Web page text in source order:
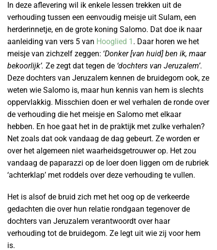
In deze aflevering wil ik enkele lessen trekken uit de
verhouding tussen een eenvoudig meisje uit Sulam, een
herderinnetje, en de grote koning Salomo. Dat doe ik naar
aanleiding van vers 5 van Hooglied 1 . Daar horen we het
meisje van zichzelf zeggen: ‘Donker [van huid] ben ik, maar
bekoorlijk’. Ze zegt dat tegen de ‘dochters van Jeruzalem’.
Deze dochters van Jeruzalem kennen de bruidegom ook, ze
weten wie Salomo is, maar hun kennis van hem is slechts
oppervlakkig. Misschien doen er wel verhalen de ronde over
de verhouding die het meisje en Salomo met elkaar
hebben. En hoe gaat het in de praktijk met zulke verhalen?
Net zoals dat ook vandaag de dag gebeurt. Ze worden er
over het algemeen niet waarheidsgetrouwer op. Het zou
vandaag de paparazzi op de loer doen liggen om de rubriek
‘achterklap’ met roddels over deze verhouding te vullen.
Het is alsof de bruid zich met het oog op de verkeerde
gedachten die over hun relatie rondgaan tegenover de
dochters van Jeruzalem verantwoordt over haar
verhouding tot de bruidegom. Ze legt uit wie zij voor hem
is.